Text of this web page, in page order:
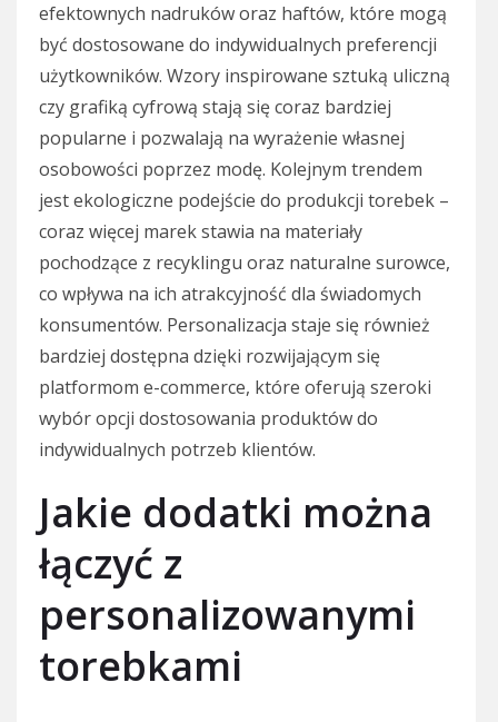
efektownych nadruków oraz haftów, które mogą
być dostosowane do indywidualnych preferencji
użytkowników. Wzory inspirowane sztuką uliczną
czy grafiką cyfrową stają się coraz bardziej
popularne i pozwalają na wyrażenie własnej
osobowości poprzez modę. Kolejnym trendem
jest ekologiczne podejście do produkcji torebek –
coraz więcej marek stawia na materiały
pochodzące z recyklingu oraz naturalne surowce,
co wpływa na ich atrakcyjność dla świadomych
konsumentów. Personalizacja staje się również
bardziej dostępna dzięki rozwijającym się
platformom e-commerce, które oferują szeroki
wybór opcji dostosowania produktów do
indywidualnych potrzeb klientów.
Jakie dodatki można
łączyć z
personalizowanymi
torebkami